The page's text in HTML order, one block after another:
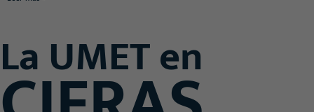
La UMET en